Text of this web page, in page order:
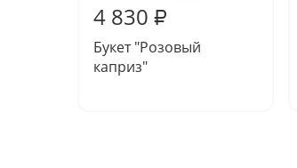
4 830 ₽
Букет "Розовый
каприз"